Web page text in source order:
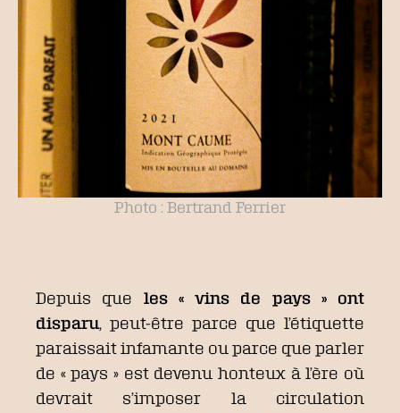
Photo : Bertrand Ferrier
Depuis que les « vins de pays » ont
disparu, peut-être parce que l’étiquette
paraissait infamante ou parce que parler
de « pays » est devenu honteux à l’ère où
devrait s’imposer la circulation